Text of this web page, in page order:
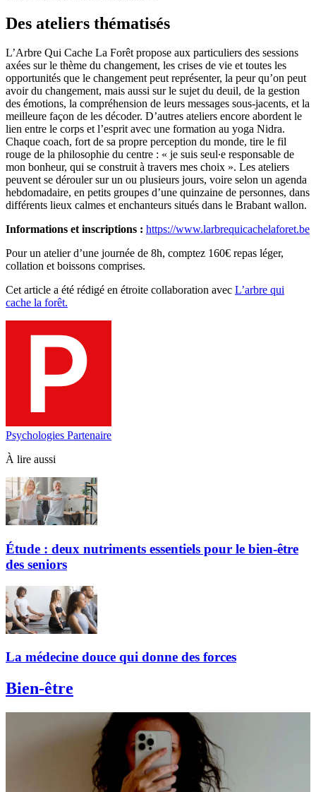
Des ateliers thématisés
L’Arbre Qui Cache La Forêt propose aux particuliers des sessions
axées sur le thème du changement, les crises de vie et toutes les
opportunités que le changement peut représenter, la peur qu’on peut
avoir du changement, mais aussi sur le sujet du deuil, de la gestion
des émotions, la compréhension de leurs messages sous-jacents, et la
meilleure façon de les décoder. D’autres ateliers encore abordent le
lien entre le corps et l’esprit avec une formation au yoga Nidra.
Chaque coach, fort de sa propre perception du monde, tire le fil
rouge de la philosophie du centre : « je suis seul∙e responsable de
mon bonheur, qui se construit à travers mes choix ». Les ateliers
peuvent se dérouler sur un ou plusieurs jours, voire selon un agenda
hebdomadaire, en petits groupes d’une quinzaine de personnes, dans
différents lieux calmes et enchanteurs situés dans le Brabant wallon.
Informations et inscriptions : https://www.larbrequicachelaforet.be
Pour un atelier d’une journée de 8h, comptez 160€ repas léger,
collation et boissons comprises.
Cet article a été rédigé en étroite collaboration avec L’arbre qui
cache la forêt.
Psychologies Partenaire
À lire aussi
Étude : deux nutriments essentiels pour le bien-être
des seniors
La médecine douce qui donne des forces
Bien-être